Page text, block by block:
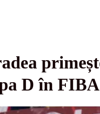
D în